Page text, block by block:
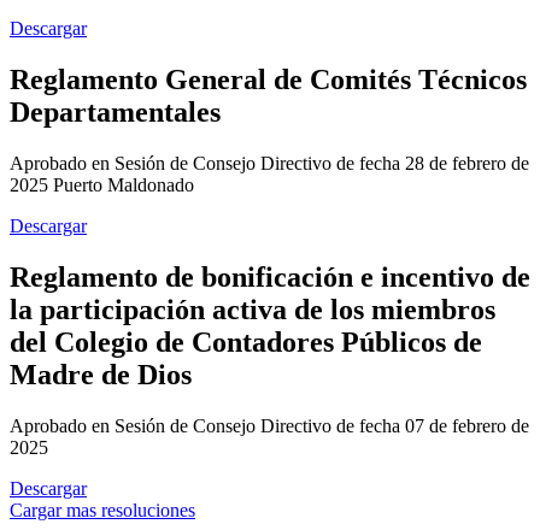
Descargar
Reglamento General de Comités Técnicos
Departamentales
Aprobado en Sesión de Consejo Directivo de fecha 28 de febrero de
2025 Puerto Maldonado
Descargar
Reglamento de bonificación e incentivo de
la participación activa de los miembros
del Colegio de Contadores Públicos de
Madre de Dios
Aprobado en Sesión de Consejo Directivo de fecha 07 de febrero de
2025
Descargar
Cargar mas resoluciones